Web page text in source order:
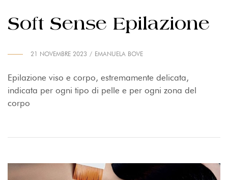
Soft Sense Epilazione
21 NOVEMBRE 2023 EMANUELA BOVE
Epilazione viso e corpo, estremamente delicata,
indicata per ogni tipo di pelle e per ogni zona del
corpo